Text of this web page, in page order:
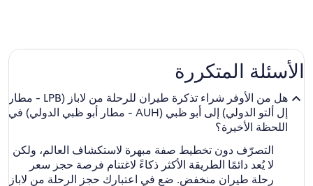
الأسئلة المتكررة
هل من الأوفر شراء تذكرة طيران للرحلة من لاباز (LPB - مطار
إل ألتو الدولي) إلى أبو ظبي (AUH - مطار أبو ظبي الدولي) في
اللحظة الأخيرة؟
التصرّف دون تخطيط صفة مبهرة لاستكشاف العالم، ولكن
لا يُعد دائمًا الطريقة الأكثر ذكاءً لاغتنام فرصة حجز سعر
رحلة طيران منخفض. ضع في اعتبارك حجز الرحلة من لاباز